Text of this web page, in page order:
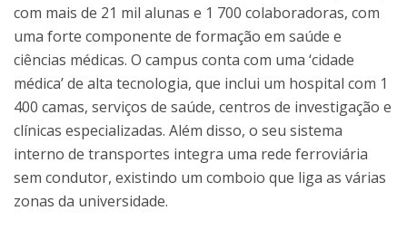
com mais de 21 mil alunas e 1 700 colaboradoras, com
uma forte componente de formação em saúde e
ciências médicas. O campus conta com uma ‘cidade
médica’ de alta tecnologia, que inclui um hospital com 1
400 camas, serviços de saúde, centros de investigação e
clínicas especializadas. Além disso, o seu sistema
interno de transportes integra uma rede ferroviária
sem condutor, existindo um comboio que liga as várias
zonas da universidade.